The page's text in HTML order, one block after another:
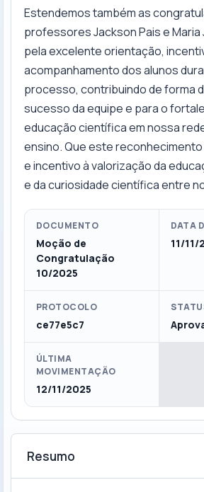
Estendemos também as
professores Jackson Pais e Maria
pela excelente orientação,
acompanhamento dos alunos
processo, contribuindo de forma
sucesso da equipe e para o
educação científica em nossa
ensino. Que este
e incentivo à valorização da
e da curiosidade científica entre
DOCUMENTO
Moção de
Congratulação
10/2025
DATA
11/11/
PROTOCOLO
ce77e5c7
ÚLTIMA
MOVIMENTAÇÃO
12/11/2025
Resumo